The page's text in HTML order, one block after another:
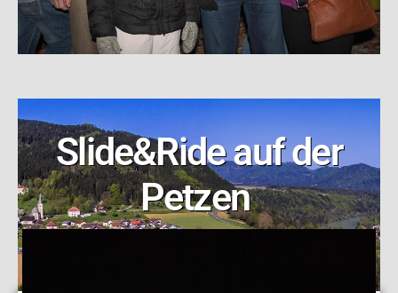
Slide&Ride auf der
Petzen